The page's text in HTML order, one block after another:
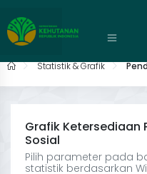
Statistik & Grafik
Grafik Ketersediaan
Sosial
Pilih parameter pada
statistik berdasarkan